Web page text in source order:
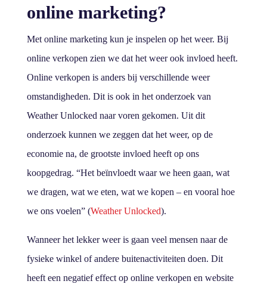
online marketing?
Met online marketing kun je inspelen op het weer. Bij
online verkopen zien we dat het weer ook invloed heeft.
Online verkopen is anders bij verschillende weer
omstandigheden. Dit is ook in het onderzoek van
Weather Unlocked naar voren gekomen. Uit dit
onderzoek kunnen we zeggen dat het weer, op de
economie na, de grootste invloed heeft op ons
koopgedrag. “Het beïnvloedt waar we heen gaan, wat
we dragen, wat we eten, wat we kopen – en vooral hoe
we ons voelen” (Weather Unlocked).
Wanneer het lekker weer is gaan veel mensen naar de
fysieke winkel of andere buitenactiviteiten doen. Dit
heeft een negatief effect op online verkopen en website